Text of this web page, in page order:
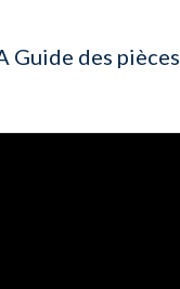
Guide des pièces